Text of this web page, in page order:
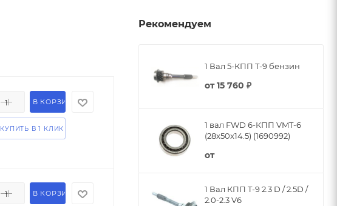
В КОРЗИНУ
КУПИТЬ В 1 КЛИК
В КОРЗИНУ
Рекомендуем
1 Вал 5-КПП T-9 бензин
от15 760 ₽
1 вал FWD 6-КПП VMT-6
(28x50x14.5) (1690992)
от
1 Вал КПП T-9 2.3 D / 2.5D /
2.0-2.3 V6